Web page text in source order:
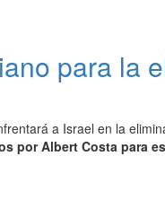
para la
a Israel en la
por Albert Costa para